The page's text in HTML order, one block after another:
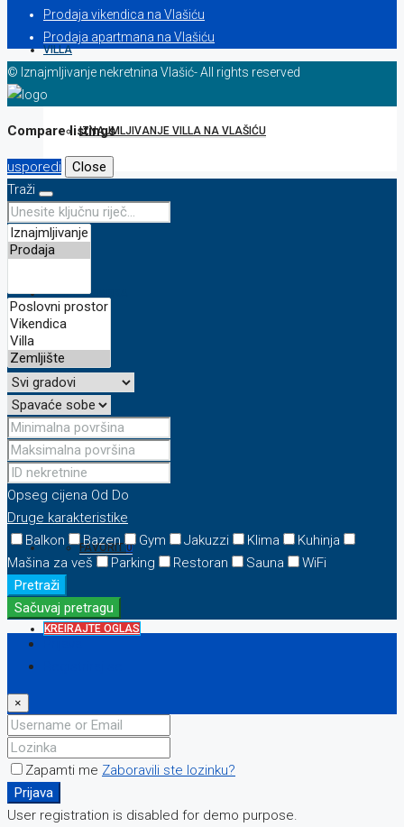
VILLA
IZNAJMLJIVANJE VILLA NA VLAŠIĆU
ZEMLJIŠTE
ONLINE KAMERA
BLOG
KONTAKT
FAVORIT0
KREIRAJTE OGLAS
Prodaja vikendica na Vlašiću
Prodaja apartmana na Vlašiću
© Iznajmljivanje nekretnina Vlašić- All rights reserved
Compare listings
usporedi
Close
Traži
Opseg cijena Od Do
Druge karakteristike
Balkon
Bazen Gym Jakuzzi Klima
Kuhinja
Mašina za veš
Parking Restoran Sauna
WiFi
Pretraži
Sačuvaj pretragu
×
Zapamti me Zaboravili ste lozinku?
Prijava
User registration is disabled for demo purpose.